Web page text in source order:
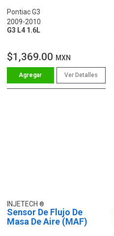
Pontiac G3
2009-2010
G3 L4 1.6L
$1,369.00 MXN
Ver Detalles
INJETECH
Sensor De Flujo De
Masa De Aire (MAF)